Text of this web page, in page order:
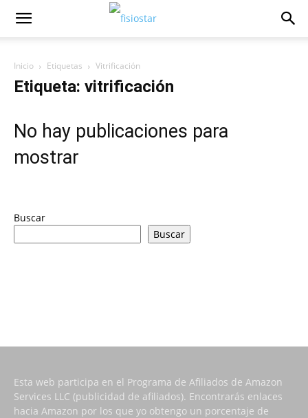
Inicio Etiquetas Vitrificación
Etiqueta: vitrificación
No hay publicaciones para
mostrar
Buscar
Buscar
Esta web participa en el Programa de Afiliados de Amazon
Services LLC (publicidad de afiliados). Encontrarás enlaces
hacia Amazon por los que yo obtengo un porcentaje de